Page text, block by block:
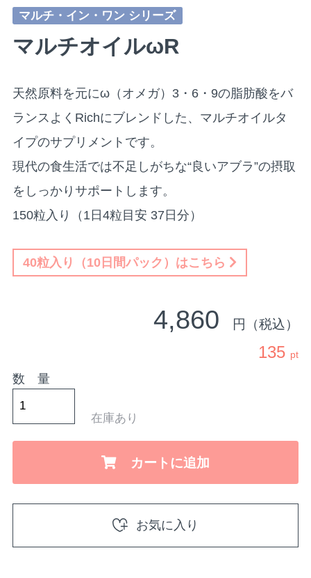
マルチ・イン・ワン シリーズ
マルチオイルωR
天然原料を元にω（オメガ）3・6・9の脂肪酸をバ
ランスよくRichにブレンドした、マルチオイルタ
イプのサプリメントです。
現代の食生活では不足しがちな“良いアブラ”の摂取
をしっかりサポートします。
150粒入り（1日4粒目安 37日分）
40粒入り（10日間パック）はこちら
4,860 円（税込）
135 pt
数 量
在庫あり
カートに追加